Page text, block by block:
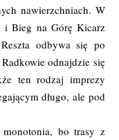
nawierzchniach. W
i Bieg na Górę Kicarz
odbywa się po
odnajdzie się
ten rodzaj imprezy
długo, ale pod
bo trasy z